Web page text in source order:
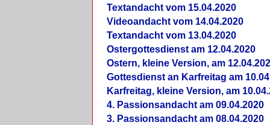
Textandacht vom 15.04.2020
Videoandacht vom 14.04.2020
Textandacht vom 13.04.2020
Ostergottesdienst am 12.04.2020
Ostern, kleine Version, am
Gottesdienst an Karfreitag am
Karfreitag, kleine Version, am
4. Passionsandacht am 09.04.2020
3. Passionsandacht am 08.04.2020